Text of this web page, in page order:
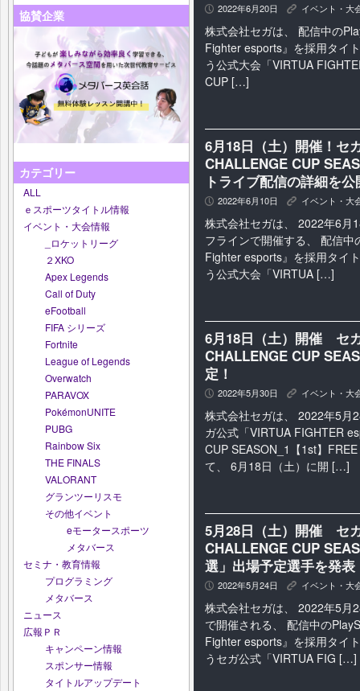
協賛企業
カテゴリー
ALL
ｅスポーツタイトル情報
イベント・大会情報
_ロケットリーグ
２XKO
Apex Legends
Call of Duty
eFootball
FIFA シリーズ
Fortnite
League of Legends
Overwatch
PARAVOX
PokémonUNITE
PUBG
Rainbow Six
THE FINALS
VALORANT
グランツーリスモ
その他イベント
eモータースポーツ
メタバース
セミナ・教育情報
プログラミング
メタバース
ニュース
広報ＰＲ
キャンペーン情報
スポンサー情報
タイトルアップデート
P 2022年6月20日 K イベント・大
株式会社セガは、 配信中の
Fighter esports』を採用タイ
う公式大会「VIRTUA
CUP […]
6月18日（土）開催！セ
CHALLENGE CUP
トライブ配信の詳細を公
P 2022年6月10日 K イベント・大
株式会社セガは、 2022年6月
フラインで開催する、 配信
Fighter esports』を採用タイ
う公式大会「VIRTUA […]
6月18日（土）開催 セ
CHALLENGE CUP
定！
P 2022年5月30日 K イベント・大
株式会社セガは、 2022年5月
ガ公式「VIRTUA FIGHTER
CUP SEASON_1【1st】
て、 6月18日（土）に開 […]
5月28日（土）開催 セ
CHALLENGE CUP
選」出場予定選手を発表
P 2022年5月24日 K イベント・大
株式会社セガは、 2022年5月
で開催される、 配信中の
Fighter esports』を採用タイ
うセガ公式「VIRTUA FIG […]